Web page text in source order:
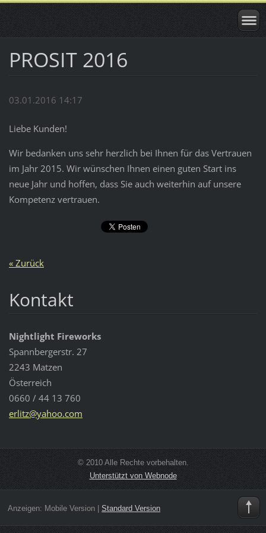
PROSIT 2016
03.01.2016 14:17
Liebe Kunden!
Wir bedanken uns sehr herzlich bei Ihnen für das Vertrauen
im Jahr 2015. Wir wünschen Ihnen einen guten Start ins
neue Jahr und hoffen, dass Sie auch weiterhin auf unsere
Kompetenz vertrauen.
« Zurück
Kontakt
Nightlight Fireworks
Spannbergerstr. 27
2243 Matzen
Österreich
0660 / 44 13 760
erlitz@yahoo.com
© 2010 Alle Rechte vorbehalten.
Unterstützt von Webnode
Anzeigen: Mobile Version| Standard Version